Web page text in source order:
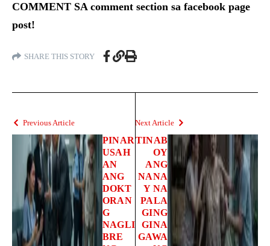
COMMENT SA comment section sa facebook page
post!
SHARE THIS STORY
Previous Article
PINAR
USAH
AN
ANG
DOKT
ORAN
G
NAGLI
BRE
Next Article
TINAB
OY
ANG
NANA
Y NA
PALA
GING
GINA
GAWA